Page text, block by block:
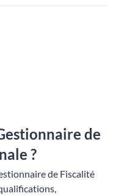
de
?
de Fiscalité